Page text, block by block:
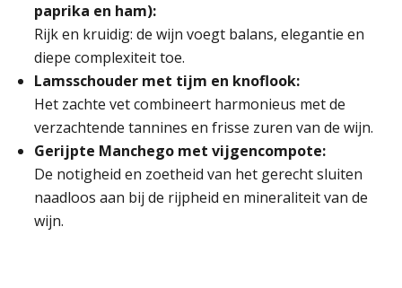
paprika en ham):
Rijk en kruidig: de wijn voegt balans, elegantie en
diepe complexiteit toe.
Lamsschouder met tijm en knoflook:
Het zachte vet combineert harmonieus met de
verzachtende tannines en frisse zuren van de wijn.
Gerijpte Manchego met vijgencompote:
De notigheid en zoetheid van het gerecht sluiten
naadloos aan bij de rijpheid en mineraliteit van de
wijn.